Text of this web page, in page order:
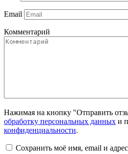
Email
Комментарий
Нажимая на кнопку "Отправить
обработку персональных данных и
конфиденциальности.
Сохранить моё имя, email и